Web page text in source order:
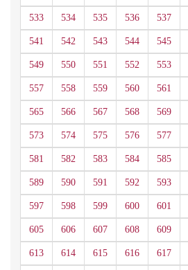
533 534 535 536 537
541 542 543 544 545
549 550 551 552 553
557 558 559 560 561
565 566 567 568 569
573 574 575 576 577
581 582 583 584 585
589 590 591 592 593
597 598 599 600 601
605 606 607 608 609
613 614 615 616 617